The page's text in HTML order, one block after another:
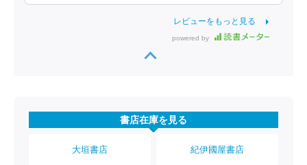
レビューをもっと見る
powered by
書店在庫を見る
大垣書店 紀伊國屋書店